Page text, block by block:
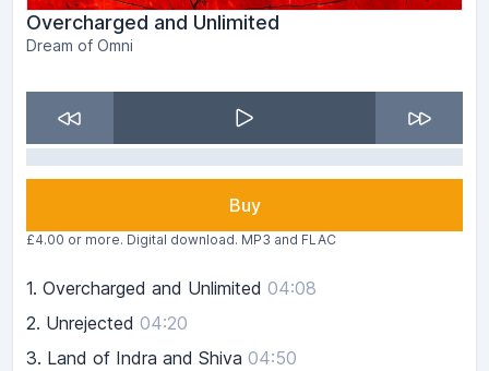
Overcharged and Unlimited
Dream of Omni
Buy
£4.00 or more. Digital download. MP3 and FLAC
1. Overcharged and Unlimited 04:08
2. Unrejected 04:20
3. Land of Indra and Shiva 04:50